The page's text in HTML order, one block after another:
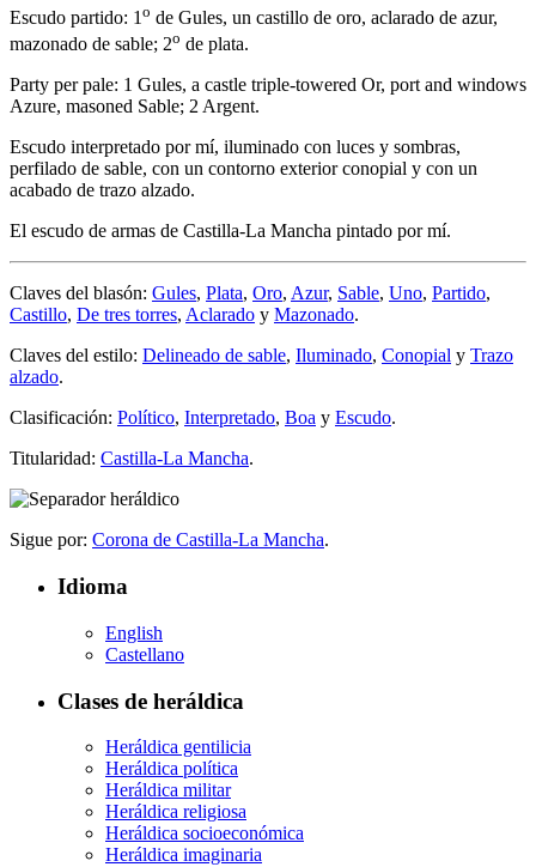
Escudo partido: 1 o de Gules, un castillo de oro, aclarado de azur,
mazonado de sable; 2o de plata.
Party per pale: 1 Gules, a castle triple-towered Or, port and windows
Azure, masoned Sable; 2 Argent.
Escudo interpretado por mí, iluminado con luces y sombras,
perfilado de sable, con un contorno exterior conopial y con un
acabado de trazo alzado.
El escudo de armas de Castilla-La Mancha pintado por mí.
Claves del blasón: Gules, Plata, Oro, Azur, Sable, Uno, Partido,
Castillo, De tres torres, Aclarado y Mazonado.
Claves del estilo: Delineado de sable, Iluminado, Conopial y Trazo
alzado.
Clasificación: Político, Interpretado, Boa y Escudo.
Titularidad: Castilla-La Mancha.
Sigue por: Corona de Castilla-La Mancha.
Idioma
English
Castellano
Clases de heráldica
Heráldica gentilicia
Heráldica política
Heráldica militar
Heráldica religiosa
Heráldica socioeconómica
Heráldica imaginaria